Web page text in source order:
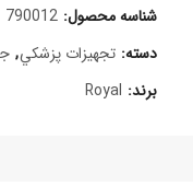
شناسه محصول: 790012
دسته: تجهيزات پزشکي,
برند: Royal